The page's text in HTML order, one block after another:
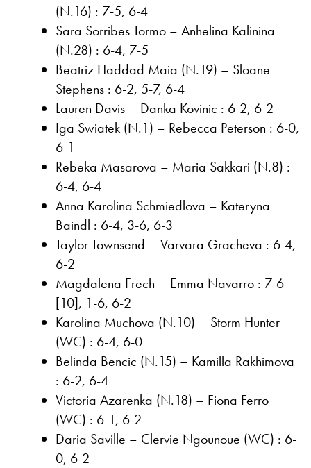
(N.16) : 7-5, 6-4
Sara Sorribes Tormo – Anhelina Kalinina
(N.28) : 6-4, 7-5
Beatriz Haddad Maia (N.19) – Sloane
Stephens : 6-2, 5-7, 6-4
Lauren Davis – Danka Kovinic : 6-2, 6-2
Iga Swiatek (N.1) – Rebecca Peterson : 6-0,
6-1
Rebeka Masarova – Maria Sakkari (N.8) :
6-4, 6-4
Anna Karolina Schmiedlova – Kateryna
Baindl : 6-4, 3-6, 6-3
Taylor Townsend – Varvara Gracheva : 6-4,
6-2
Magdalena Frech – Emma Navarro : 7-6
[10], 1-6, 6-2
Karolina Muchova (N.10) – Storm Hunter
(WC) : 6-4, 6-0
Belinda Bencic (N.15) – Kamilla Rakhimova
: 6-2, 6-4
Victoria Azarenka (N.18) – Fiona Ferro
(WC) : 6-1, 6-2
Daria Saville – Clervie Ngounoue (WC) : 6-
0, 6-2